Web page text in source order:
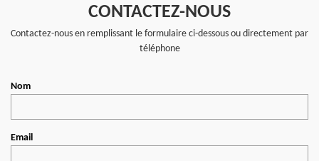
CONTACTEZ-NOUS
Contactez-nous en remplissant le formulaire ci-dessous ou directement par
téléphone
Nom
Email